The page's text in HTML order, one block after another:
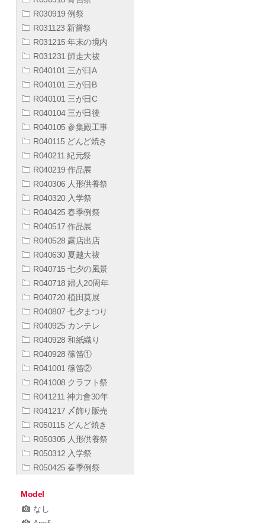
R030919 例祭
R031123 新嘗祭
R031215 年末の境内
R031231 師走大祓
R040101 三が日A
R040101 三が日B
R040101 三が日C
R040104 三が日後
R040105 参集殿工事
R040115 どんど焼き
R040211 紀元祭
R040219 作品展
R040306 人形供養祭
R040320 入学祭
R040425 春季例祭
R040517 作品展
R040528 露店出店
R040630 夏越大祓
R040715 七夕の風景
R040718 婦人20周年
R040720 植田莫展
R040807 七夕まつり
R040925 カンテレ
R040928 和紙織り
R040928 篠笛①
R041001 篠笛②
R041008 クラフト祭
R041211 神力會30年
R041217 〆飾り販売
R050115 どんど焼き
R050305 人形供養祭
R050312 入学祭
R050425 春季例祭
Model
なし